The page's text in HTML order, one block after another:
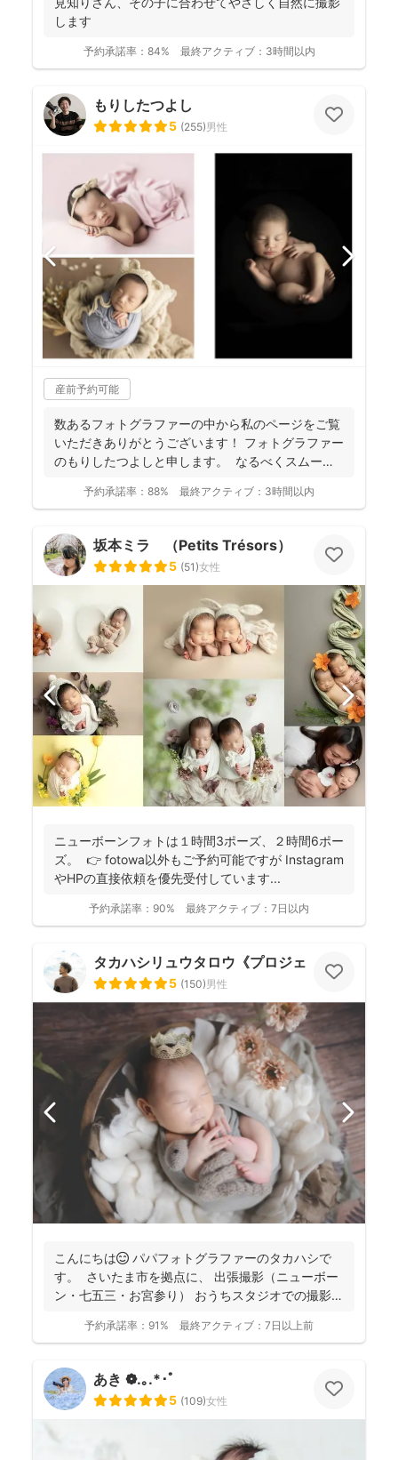
します
予約承諾率： 84% 最終アクティブ： 3時間以内
もりしたつよし
5 (255)男性
産前予約可能
数あるフォトグラファーの中から私のページをご覧
いただきありがとうございます！ フォトグラファー
のもりしたつよしと申します。 なるべくスムーズ
予約承諾率： 88% 最終アクティブ： 3時間以内
坂本ミラ （Petits Trésors）
5 (51)女性
ニューボーンフォトは１時間3ポーズ、２時間6ポー
ズ。 👉 fotowa以外もご予約可能ですが Instagram
やHPの直接依頼を優先受付しています...
予約承諾率： 90% 最終アクティブ： 7日以内
タカハシリュウタロウ《プロジェクトD》
5 (150)男性
こんにちは😊 パパフォトグラファーのタカハシで
す。 さいたま市を拠点に、 出張撮影（ニューボー
ン・七五三・お宮参り） おうちスタジオでの撮影
予約承諾率： 91% 最終アクティブ： 7日以上前
あき ❁.｡.*･ﾟ
5 (109)女性